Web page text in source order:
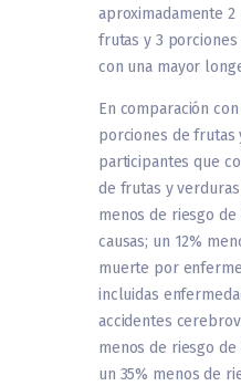
aproximadamente
frutas y 3
con una mayor
En comparación
porciones de frutas
participantes que
de frutas y
menos de riesgo
causas; un 12%
muerte por
incluidas
accidentes
menos de riesgo
un 35% menos de